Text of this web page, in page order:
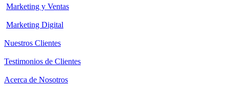
Marketing y Ventas
Marketing Digital
Nuestros Clientes
Testimonios de Clientes
Acerca de Nosotros